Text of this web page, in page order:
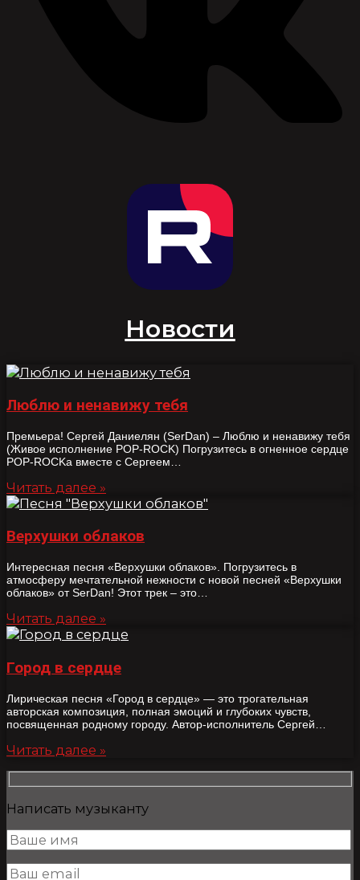
Новости
Люблю и ненавижу тебя
Премьера! Сергей Даниелян (SerDan) – Люблю и ненавижу тебя
(Живое исполнение POP-ROCK) Погрузитесь в огненное сердце
POP-ROCKa вместе с Сергеем…
Читать далее »
Верхушки облаков
Интересная песня «Верхушки облаков». Погрузитесь в
атмосферу мечтательной нежности с новой песней «Верхушки
облаков» от SerDan! Этот трек – это…
Читать далее »
Город в сердце
Лирическая песня «Город в сердце» — это трогательная
авторская композиция, полная эмоций и глубоких чувств,
посвященная родному городу. Автор-исполнитель Сергей…
Читать далее »
Написать музыканту